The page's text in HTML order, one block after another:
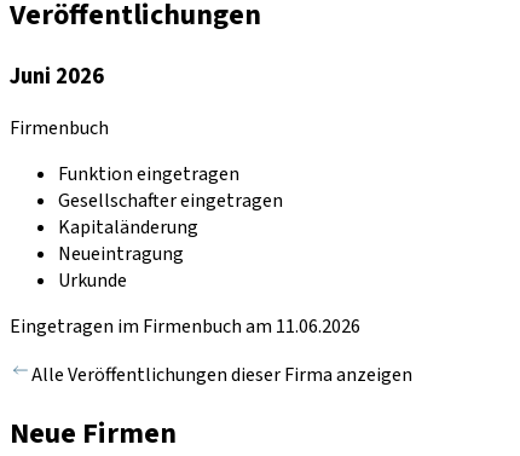
Veröffentlichungen
Juni 2026
Firmenbuch
Funktion eingetragen
Gesellschafter eingetragen
Kapitaländerung
Neueintragung
Urkunde
Eingetragen im Firmenbuch am 11.06.2026
Alle Veröffentlichungen dieser Firma anzeigen
Neue Firmen